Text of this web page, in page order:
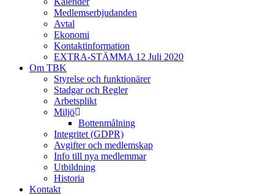
Medlemserbjudanden
Avtal
Ekonomi
Kontaktinformation
EXTRA-STÄMMA 12 Juli 2020
Om TBK
Styrelse och funktionärer
Stadgar och Regler
Arbetsplikt
Miljö
Bottenmålning
Integritet (GDPR)
Avgifter och medlemskap
Info till nya medlemmar
Utbildning
Historia
Kontakt